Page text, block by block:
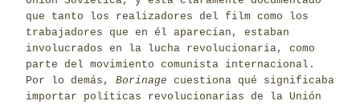
que tanto los realizadores del film como los
trabajadores que en él aparecían, estaban
involucrados en la lucha revolucionaria, como
parte del movimiento comunista internacional.
Por lo demás, Borinage cuestiona qué significaba
importar políticas revolucionarias de la Unión